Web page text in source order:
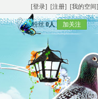
[登录] [注册] [我的空间]
粉丝0人 加关注